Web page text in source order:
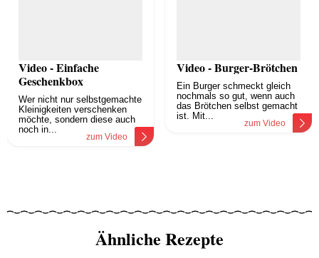
Video - Einfache
Geschenkbox
Wer nicht nur selbstgemachte
Kleinigkeiten verschenken
möchte, sondern diese auch
noch in...
zum Video
Video - Burger-Brötchen
Ein Burger schmeckt gleich
nochmals so gut, wenn auch
das Brötchen selbst gemacht
ist. Mit...
zum Video
Ähnliche Rezepte